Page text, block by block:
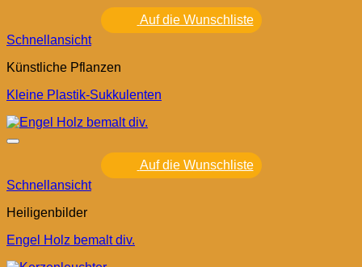
Auf die Wunschliste
Schnellansicht
Künstliche Pflanzen
Kleine Plastik-Sukkulenten
Auf die Wunschliste
Schnellansicht
Heiligenbilder
Engel Holz bemalt div.